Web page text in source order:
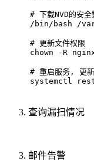
# 下载NVD的安全
/bin/bash /
# 更新文件权限
chown -R
# 重启服务, 更
systemctl
查询漏扫情况
邮件告警